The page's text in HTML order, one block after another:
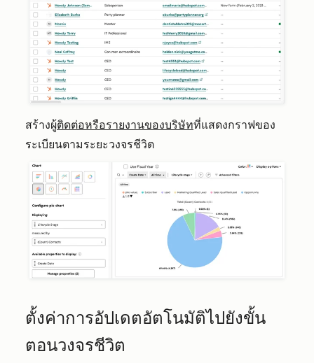
สร้างผู้ติดต่อหรือรายงานของบริษัทที่แสดงกราฟของ
ระเบียนตามระยะวงจรชีวิต
ตั้งค่าการอัปเดตอัตโนมัติไปยังขั้น
ตอนวงจรชีวิต